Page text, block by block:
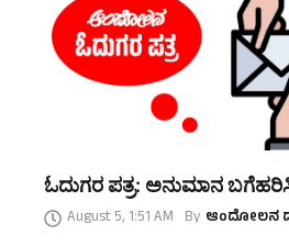
ಓದುಗರ ಪತ್ರ: ಅನುಮಾನ
August 5, 1:51 AM By ಆಂದೋಲನ